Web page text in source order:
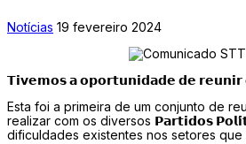
Notícias 19 fevereiro 2024
𝗧𝗶𝘃𝗲𝗺𝗼𝘀 𝗮 𝗼𝗽𝗼𝗿𝘁𝘂𝗻𝗶𝗱𝗮𝗱𝗲 𝗱𝗲
Esta foi a primeira de um conjunto de
realizar com os diversos 𝗣𝗮𝗿𝘁𝗶𝗱𝗼𝘀
dificuldades existentes nos setores que